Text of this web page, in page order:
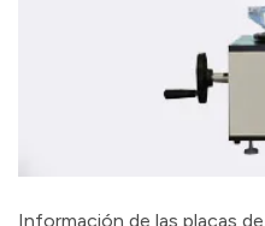
Información de las placas